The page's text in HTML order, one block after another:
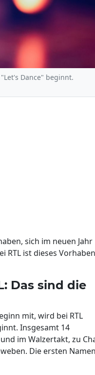
Dance" beginnt.
sich im neuen Jahr
RTL ist dieses Vorhaben
Das sind die
mit, wird bei RTL
Insgesamt 14
im Walzertakt, zu
Die ersten Namen